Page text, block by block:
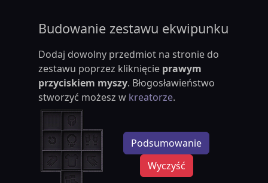
Budowanie zestawu ekwipunku
Dodaj dowolny przedmiot na stronie do
zestawu poprzez kliknięcie prawym
przyciskiem myszy. Błogosławieństwo
stworzyć możesz w kreatorze.
Podsumowanie
Wyczyść